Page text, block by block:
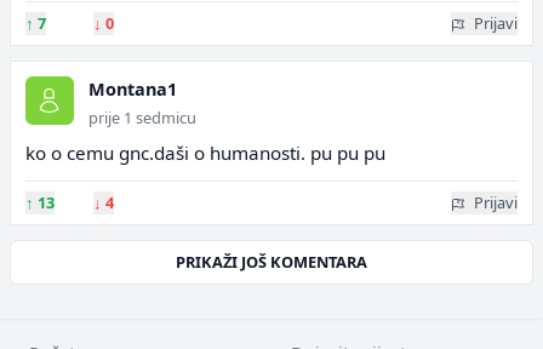
↑ 7 ↓ 0 Prijavi
Montana1
prije 1 sedmicu
ko o cemu gnc.daši o humanosti. pu pu pu
↑ 13 ↓ 4 Prijavi
PRIKAŽI JOŠ KOMENTARA